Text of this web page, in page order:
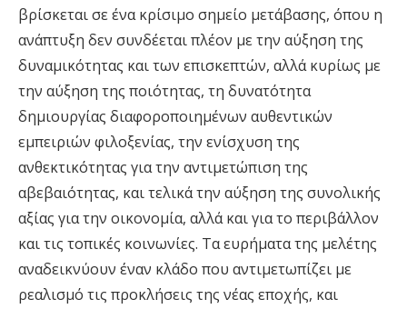
βρίσκεται σε ένα κρίσιμο σημείο μετάβασης, όπου η
ανάπτυξη δεν συνδέεται πλέον με την αύξηση της
δυναμικότητας και των επισκεπτών, αλλά κυρίως με
την αύξηση της ποιότητας, τη δυνατότητα
δημιουργίας διαφοροποιημένων αυθεντικών
εμπειριών φιλοξενίας, την ενίσχυση της
ανθεκτικότητας για την αντιμετώπιση της
αβεβαιότητας, και τελικά την αύξηση της συνολικής
αξίας για την οικονομία, αλλά και για το περιβάλλον
και τις τοπικές κοινωνίες. Τα ευρήματα της μελέτης
αναδεικνύουν έναν κλάδο που αντιμετωπίζει με
ρεαλισμό τις προκλήσεις της νέας εποχής, και